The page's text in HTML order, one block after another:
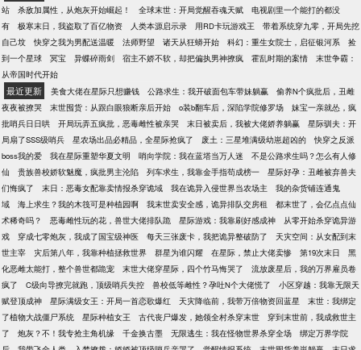
站
杀敌加属性，从炮灰开始崛起！ 全球末世：开局觉醒吞魂天赋
电视剧里一个能打的都没
有
极寒末日，我盗取了百亿物资 人类本源启示录 用RD卡玩游戏王
带着系统穿九零，开局先挖
自己坟
快穿之我为男配送温暖 法师野望 诸天从狂蟒开始 科幻：重生女院士，启征银河系
捡
到一个星球
冥宝 异蝶碎雨剑 宿主不娇不软，却把偏执男神撩疯 霍乱时期的案情
末世争霸：
从帝国时代开始
最近更新 美食大佬在星际只想赚钱 公路求生：我开破面包车带妹躺赢
偷养N个疯批后，丑雌
夜夜被撩哭
末世囤货：从跟白眼狼断亲后开始 o装b翻车后，深陷学院修罗场
妹宝一亲就怂，疯
批哨兵日日哄
开局玩弄五疯批，恶毒雌性被亲哭 末日被卖后，我被大佬娇养躺赢
星际驯夫：开
局扇了SSS级哨兵
星农场出品必精品，全星际抢疯了 废土：三星堆满级幼崽超凶的
快穿之反派
boss我的爱
我在星际重塑华夏文明 哨向学院：我在蓝塔当万人迷
不是公路求生吗？怎么有人修
仙
贵族兽校娇软魅魔，疯批男主沦陷 列车求生，我靠金手指苟成榜一
星际好孕：丑雌被弃兽夫
们悔疯了
末日：恶毒女配靠卖情报杀穿诡域 我在诡异入侵世界当农场主
我的杂货铺连通鬼
域
海上求生？我的木筏可是种植园啊 我末世卖安全感，诡异排队交房租
都末世了，会亿点点仙
术稀奇吗？
恶毒雌性玩的花，兽世大佬排队跪 星际游戏：我靠刷好感成神
从零开始杀穿诡异游
戏
穿成七零炮灰，我成了国宝级神医 每天三张废卡，我把诡异整破防了
天灾空间：从女配到末
世主宰
灾后第八年，我靠种植拯救世界 群星为谁闪耀 在星际，禁止大佬卖惨 第19次末日
黑
化恶雌太能打，整个兽世都跪宠
末世大佬穿星际，四个竹马悔哭了
流放废星后，我的万界雇员卷
疯了
C级向导撩完就跑，顶级哨兵失控 兽校低等雌性？孕吐N个大佬慌了
小区穿越：我靠无限天
赋登顶成神
星际满级女王：开局一首恋歌爆红 天灾降临前，我带万倍物资回蓝星
末世：我绑定
了植物大战僵尸系统
星际种植女王 古代丧尸爆发，她领全村杀穿末世
穿到末世前，我成救世主
了
炮灰？不！我专抢主角机缘 千金换古墨 无限逃生：我在怪物世界杀穿全场
绑定万界学院